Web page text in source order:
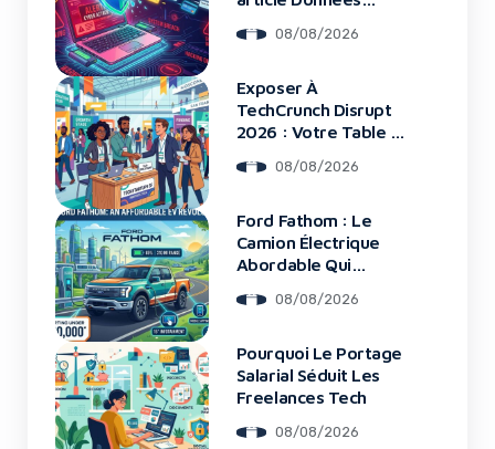
Les Clients Touchés
08/08/2026
Exposer À
TechCrunch Disrupt
2026 : Votre Table Au
08/08/2026
Ford Fathom : Le
Camion Électrique
Abordable Qui
Marché08/08/2026
Pourquoi Le Portage
Salarial Séduit Les
Freelances Tech
08/08/2026
Yes, I will turn off Ad-Blocker
No Thanks